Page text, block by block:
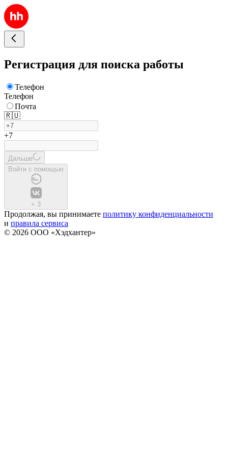
Регистрация для поиска работы
Телефон
Телефон
Почта
🇷🇺
+7
Дальше
Войти с помощью
+ 3
Продолжая, вы принимаете политику конфиденциальности
и правила сервиса
© 2026 ООО «Хэдхантер»